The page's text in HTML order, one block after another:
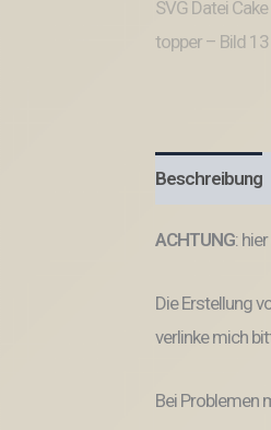
Beschreibung
ACHTUNG:
Die Erstellung
verlinke mich
Bei Problemen